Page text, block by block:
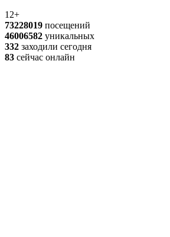
12+
73228019 посещений
46006582 уникальных
332 заходили сегодня
83 сейчас онлайн